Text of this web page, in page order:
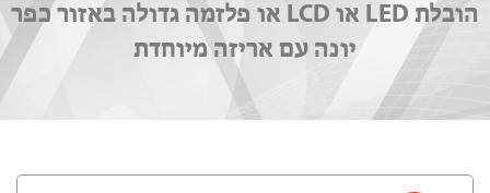
הובלת LED או LCD או פלזמה גדולה באזור כפר
יונה עם אריזה מיוחדת